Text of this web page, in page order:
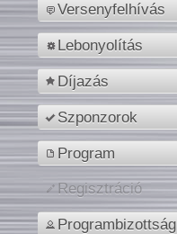
Versenyfelhívás
Lebonyolítás
Díjazás
Szponzorok
Program
Regisztráció
Programbizottság